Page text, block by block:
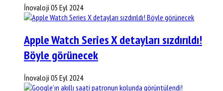
İnovaloji 05 Eyl 2024
Apple Watch Series X detayları sızdırıldı!
Böyle görünecek
İnovaloji 05 Eyl 2024